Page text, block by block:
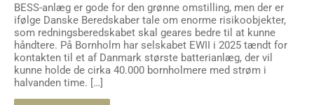
BESS-anlæg er gode for den grønne omstilling, men der er
ifølge Danske Beredskaber tale om enorme risikoobjekter,
som redningsberedskabet skal geares bedre til at kunne
håndtere. På Bornholm har selskabet EWII i 2025 tændt for
kontakten til et af Danmark største batterianlæg, der vil
kunne holde de cirka 40.000 bornholmere med strøm i
halvanden time. […]